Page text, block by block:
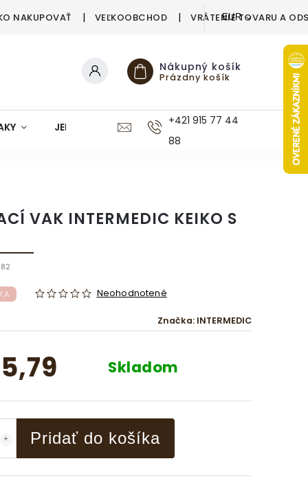
NAKUPOVAŤ VEĽKOOBCHOD VRÁTENIE TOVARU A
EUR
Nákupný košík
Prázdny košík
JEDÁLEŇ KUCHYŇA KÚPEĽŇA
+421 915 77 44
88
VAK INTERMEDIC KEIKO S
Neohodnotené
Značka: INTERMEDIC
Skladom
Pridať do košíka